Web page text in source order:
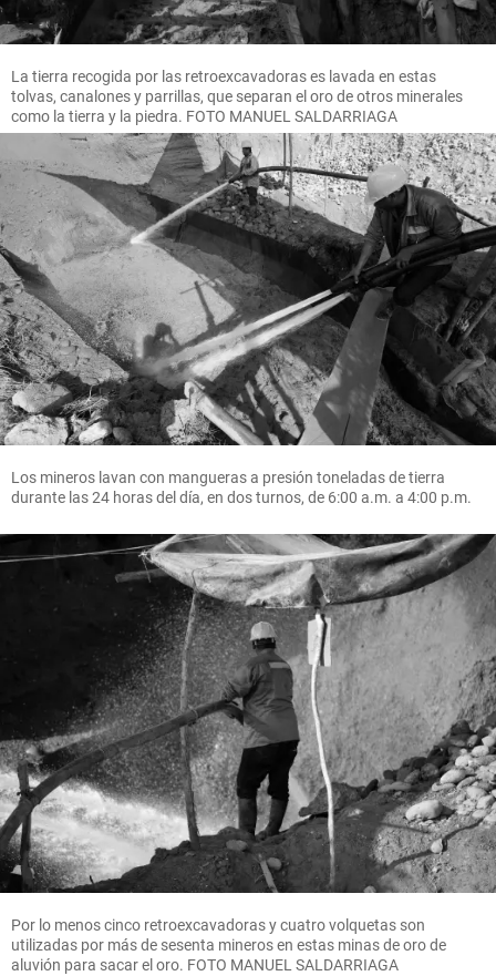
La tierra recogida por las retroexcavadoras es lavada en estas
tolvas, canalones y parrillas, que separan el oro de otros minerales
como la tierra y la piedra. FOTO MANUEL SALDARRIAGA
Los mineros lavan con mangueras a presión toneladas de tierra
durante las 24 horas del día, en dos turnos, de 6:00 a.m. a 4:00 p.m.
Por lo menos cinco retroexcavadoras y cuatro volquetas son
utilizadas por más de sesenta mineros en estas minas de oro de
aluvión para sacar el oro. FOTO MANUEL SALDARRIAGA